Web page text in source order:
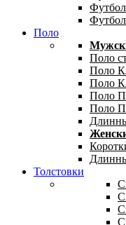
Поло
Поло
Поло
Поло
Поло
Поло
Толстовки